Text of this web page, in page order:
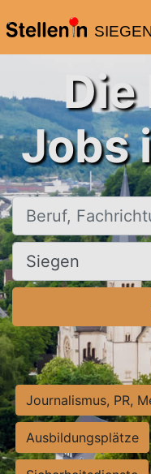
Die
Jobs
Beruf, Fachrichtung,
Ort, Stadt
Journalismus, PR,
Ausbildungsplätze